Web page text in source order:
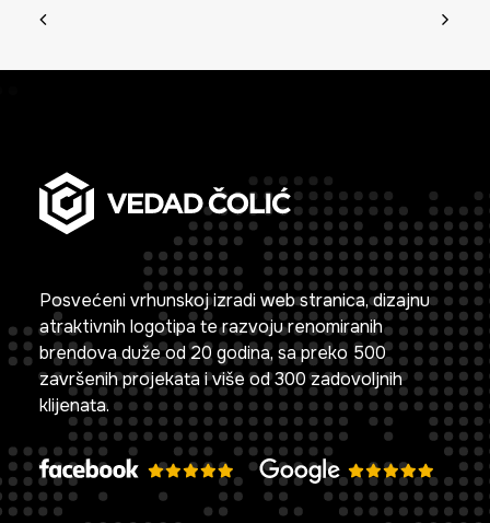
Posvećeni vrhunskoj izradi web stranica, dizajnu
atraktivnih logotipa te razvoju renomiranih
brendova duže od 20 godina, sa preko 500
završenih projekata i više od 300 zadovoljnih
klijenata.